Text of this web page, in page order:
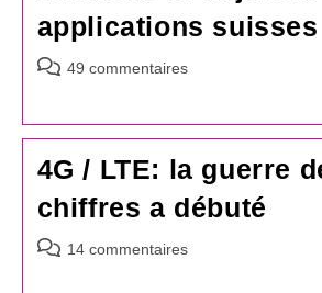
applications suisses
Commentaires
publication :
49 commentaires
4G / LTE: la guerre
chiffres a débuté
Commentaires
14 commentaires